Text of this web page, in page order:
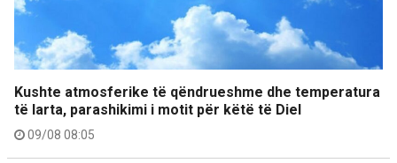
Kushte atmosferike të qëndrueshme dhe temperatura
të larta, parashikimi i motit për këtë të Diel
09/08 08:05